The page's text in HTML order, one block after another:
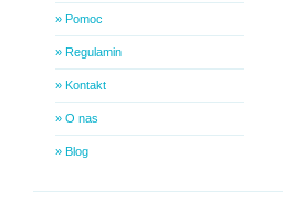
» Pomoc
» Regulamin
» Kontakt
» O nas
» Blog